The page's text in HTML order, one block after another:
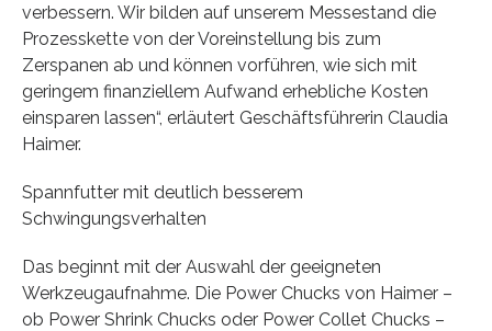
verbessern. Wir bilden auf unserem Messestand die
Prozesskette von der Voreinstellung bis zum
Zerspanen ab und können vorführen, wie sich mit
geringem finanziellem Aufwand erhebliche Kosten
einsparen lassen“, erläutert Geschäftsführerin Claudia
Haimer.
Spannfutter mit deutlich besserem
Schwingungsverhalten
Das beginnt mit der Auswahl der geeigneten
Werkzeugaufnahme. Die Power Chucks von Haimer –
ob Power Shrink Chucks oder Power Collet Chucks –